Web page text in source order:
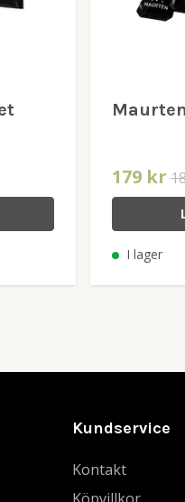
179 kr
I lager
Kundservice
Kontakt